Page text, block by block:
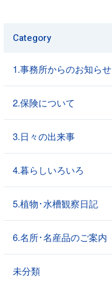
Category
1.事務所からのお知らせ
2.保険について
3.日々の出来事
4.暮らしいろいろ
5.植物･水槽観察日記
6.名所･名産品のご案内
未分類